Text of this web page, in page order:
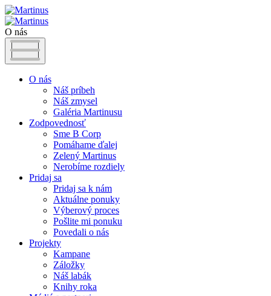
O nás
O nás
Náš príbeh
Náš zmysel
Galéria Martinusu
Zodpovednosť
Sme B Corp
Pomáhame ďalej
Zelený Martinus
Nerobíme rozdiely
Pridaj sa
Pridaj sa k nám
Aktuálne ponuky
Výberový proces
Pošlite mi ponuku
Povedali o nás
Projekty
Kampane
Záložky
Náš labák
Knihy roka